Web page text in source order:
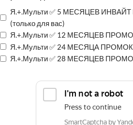
Я.+.Мульти ✅ 5 МЕСЯЦЕВ
(только для вас)
Я.+.Мульти ✅ 12 МЕСЯЦЕВ
Я.+.Мульти ✅ 24 МЕСЯЦА
Я.+.Мульти ✅ 28 МЕСЯЦЕВ